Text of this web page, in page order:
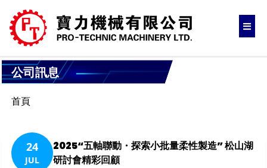
公司訊息
首頁
24
JUL
2025“五軸聯動・探索小批量柔性製造” 松山湖
研討會精彩回顧